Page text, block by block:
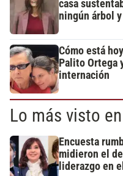
casa
ningún árbol
Cómo está
Palito Ortega
internación
Lo más visto en
Encuesta
midieron el
liderazgo en